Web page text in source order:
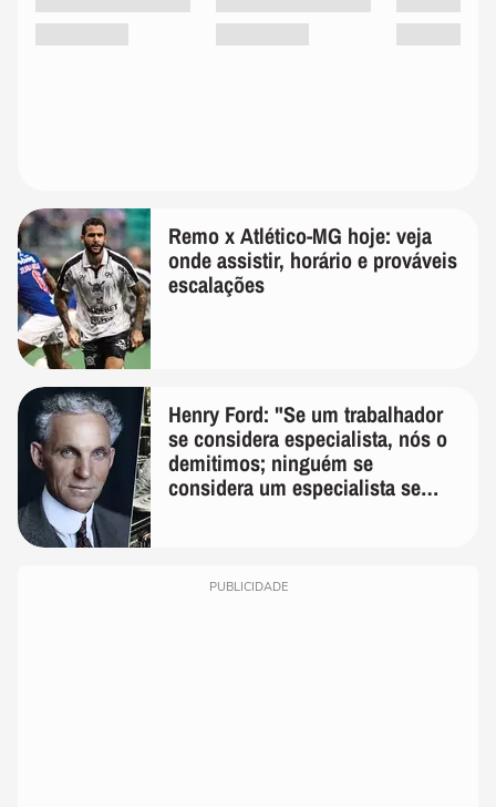
Remo x Atlético-MG hoje: veja
onde assistir, horário e prováveis
escalações
Henry Ford: "Se um trabalhador
se considera especialista, nós o
demitimos; ninguém se
considera um especialista se
PUBLICIDADE